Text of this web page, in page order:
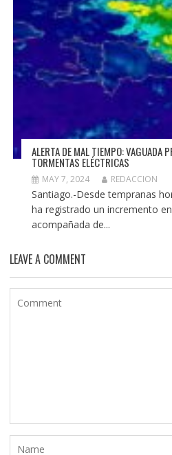
ALERTA DE MAL TIEMPO: VAGUADA
TORMENTAS ELÉCTRICAS
MAY 7, 2024 REDACCION
Santiago.-Desde tempranas
ha registrado un incremento
acompañada de...
LEAVE A COMMENT